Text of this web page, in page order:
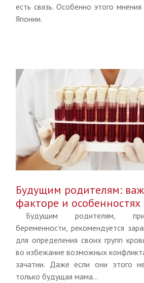
есть связь. Особенно этого
Японии.
Будущим родителям:
факторе и особенностях
Будущим родителям,
беременности, рекомендуется
для определения своих групп
во избежание возможных
зачатии. Даже если они этого
только будущая мама...